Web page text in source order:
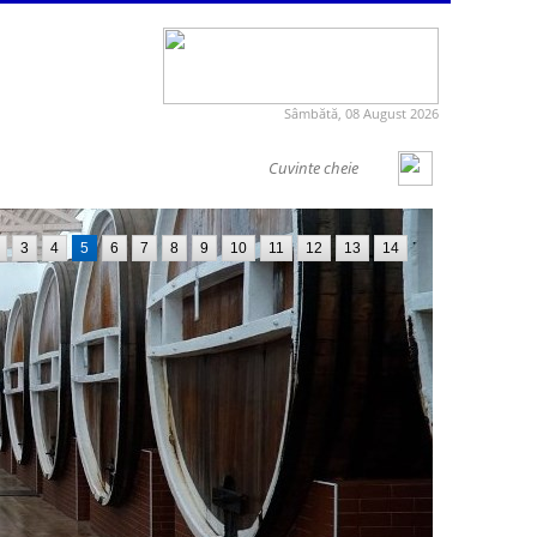
Sâmbătă, 08 August 2026
3 4 5 6 7 8 9 10 11 12 13 14